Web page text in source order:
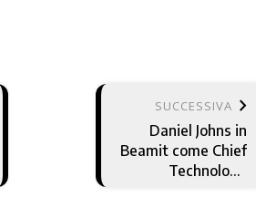
SUCCESSIVA keyboard_arrow_right
Daniel Johns in
Beamit come Chief
Technology